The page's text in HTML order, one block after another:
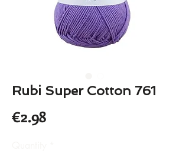
Rubi Super Cotton 761
€2.98Price